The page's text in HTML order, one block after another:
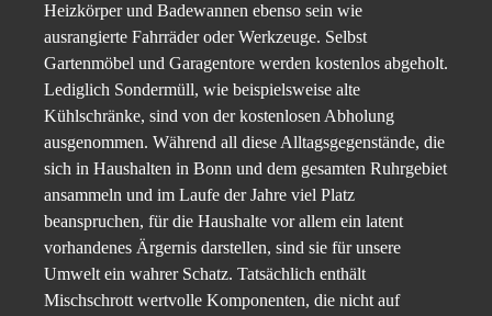
Heizkörper und Badewannen ebenso sein wie
ausrangierte Fahrräder oder Werkzeuge. Selbst
Gartenmöbel und Garagentore werden kostenlos abgeholt.
Lediglich Sondermüll, wie beispielsweise alte
Kühlschränke, sind von der kostenlosen Abholung
ausgenommen. Während all diese Alltagsgegenstände, die
sich in Haushalten in Bonn und dem gesamten Ruhrgebiet
ansammeln und im Laufe der Jahre viel Platz
beanspruchen, für die Haushalte vor allem ein latent
vorhandenes Ärgernis darstellen, sind sie für unsere
Umwelt ein wahrer Schatz. Tatsächlich enthält
Mischschrott wertvolle Komponenten, die nicht auf